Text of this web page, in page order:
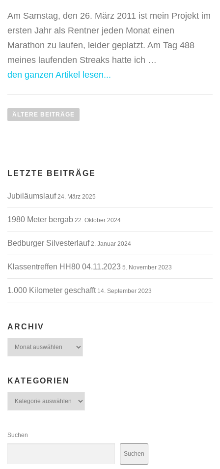
Am Samstag, den 26. März 2011 ist mein Projekt im
ersten Jahr als Rentner jeden Monat einen
Marathon zu laufen, leider geplatzt. Am Tag 488
meines laufenden Streaks hatte ich …
den ganzen Artikel lesen...
e
g
s
n
a
i
a
i
ÄLTERE BEITRÄGE
LETZTE BEITRÄGE
Jubiläumslauf 24. März 2025
1980 Meter bergab 22. Oktober 2024
Bedburger Silvesterlauf 2. Januar 2024
Klassentreffen HH80 04.11.2023 5. November 2023
1.000 Kilometer geschafft 14. September 2023
ARCHIV
KATEGORIEN
Suchen
Suchen